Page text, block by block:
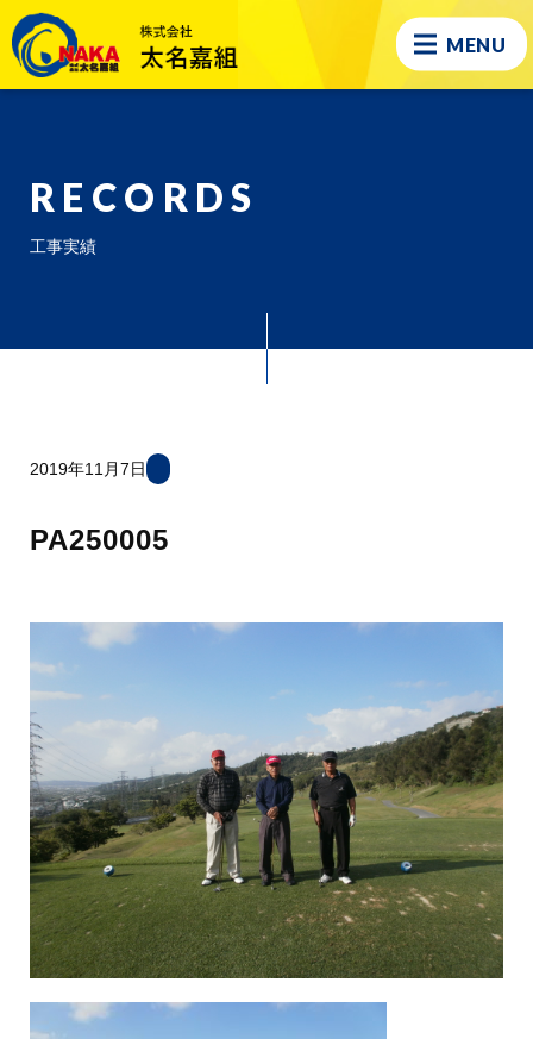
MENU
RECORDS
工事実績
2019年11月7日
PA250005